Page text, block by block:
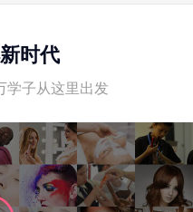
时代
学子从这里出发